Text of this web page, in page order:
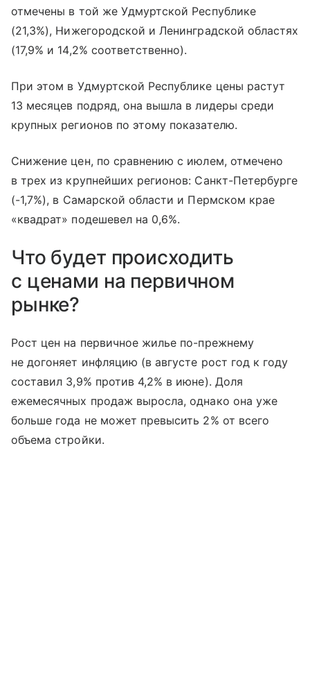
отмечены в той же Удмуртской Республике
(21,3%), Нижегородской и Ленинградской областях
(17,9% и 14,2% соответственно).
При этом в Удмуртской Республике цены растут
13 месяцев подряд, она вышла в лидеры среди
крупных регионов по этому показателю.
Снижение цен, по сравнению с июлем, отмечено
в трех из крупнейших регионов: Санкт-Петербурге
(-1,7%), в Самарской области и Пермском крае
«квадрат» подешевел на 0,6%.
Что будет происходить
с ценами на первичном
рынке?
Рост цен на первичное жилье по-прежнему
не догоняет инфляцию (в августе рост год к году
составил 3,9% против 4,2% в июне). Доля
ежемесячных продаж выросла, однако она уже
больше года не может превысить 2% от всего
объема стройки.